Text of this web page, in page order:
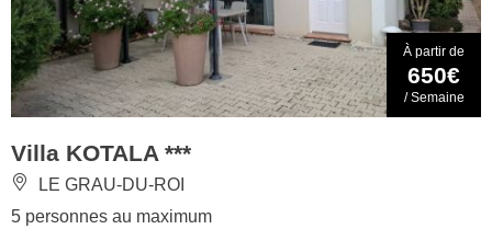
À partir de
650€
/ Semaine
Villa KOTALA ***
LE GRAU-DU-ROI
5 personnes au maximum